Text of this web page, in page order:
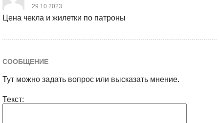
29.10.2023
Цена чекла и жилетки по патроны
СООБЩЕНИЕ
Тут можно задать вопрос или высказать мнение.
Текст: